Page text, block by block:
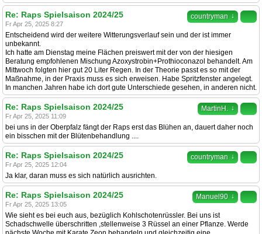
countryman ↓
Re: Raps Spielsaison 2024/25
Fr Apr 25, 2025 8:27
Entscheidend wird der weitere Witterungsverlauf sein und der ist immer
unbekannt.
Ich hatte am Dienstag meine Flächen preiswert mit der von der hiesigen
Beratung empfohlenen Mischung Azoxystrobin+Prothioconazol behandelt. Am
Mittwoch folgten hier gut 20 Liter Regen. In der Theorie passt es so mit der
Maßnahme, in der Praxis muss es sich erweisen. Habe Spritzfenster angelegt.
In manchen Jahren habe ich dort gute Unterschiede gesehen, in anderen nicht.
MartinH. ↓
Re: Raps Spielsaison 2024/25
Fr Apr 25, 2025 11:09
bei uns in der Oberpfalz fängt der Raps erst das Blühen an, dauert daher noch
ein bisschen mit der Blütenbehandlung ....
countryman ↓
Re: Raps Spielsaison 2024/25
Fr Apr 25, 2025 12:04
Ja klar, daran muss es sich natürlich ausrichten.
Manuel90 ↓
Re: Raps Spielsaison 2024/25
Fr Apr 25, 2025 13:05
Wie sieht es bei euch aus, bezüglich Kohlschotenrüssler. Bei uns ist
Schadschwelle überschritten ,stellenweise 3 Rüssel an einer Pflanze. Werde